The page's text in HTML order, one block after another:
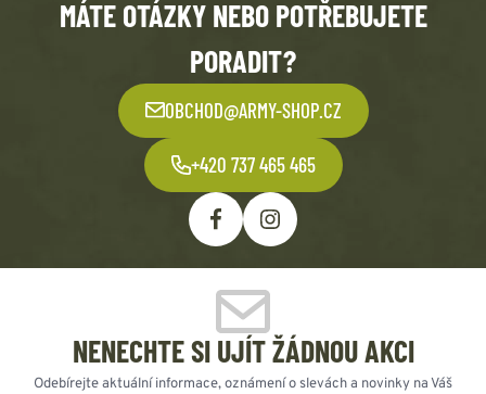
MÁTE OTÁZKY NEBO POTŘEBUJETE
PORADIT?
OBCHOD@ARMY-SHOP.CZ
+420 737 465 465
NENECHTE SI UJÍT ŽÁDNOU AKCI
Odebírejte aktuální informace, oznámení o slevách a novinky na Váš